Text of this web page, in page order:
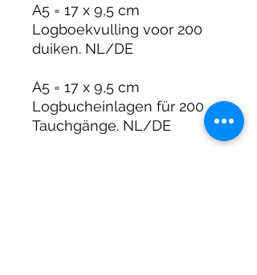
A5 = 17 x 9,5 cm
Logboekvulling voor 200
duiken. NL/DE
A5 = 17 x 9,5 cm
Logbucheinlagen für 200
Tauchgänge. NL/DE